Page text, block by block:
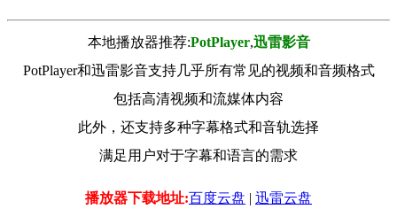
本地播放器推荐:РotРlayer,迅雷影音
PotPlayer和迅雷影音支持几乎所有常见的视频和音频格式
包括高清视频和流媒体内容
此外，还支持多种字幕格式和音轨选择
满足用户对于字幕和语言的需求
播放器下载地址:百度云盘 | 迅雷云盘